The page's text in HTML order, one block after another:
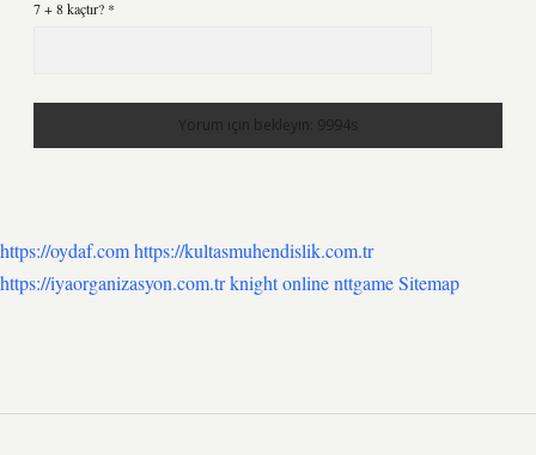
7 + 8 kaçtır? *
https://oydaf.comhttps://kultasmuhendislik.com.tr
https://iyaorganizasyon.com.trknight onlinenttgameSitemap